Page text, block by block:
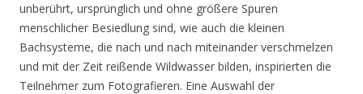
unberührt, ursprünglich und ohne größere Spuren
menschlicher Besiedlung sind, wie auch die kleinen
Bachsysteme, die nach und nach miteinander verschmelzen
und mit der Zeit reißende Wildwasser bilden, inspirierten die
Teilnehmer zum Fotografieren. Eine Auswahl der